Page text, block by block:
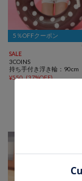
5％OFFクーポン
SALE
3COINS
持ち手付き浮き輪：90cm
¥550 (37%OFF)